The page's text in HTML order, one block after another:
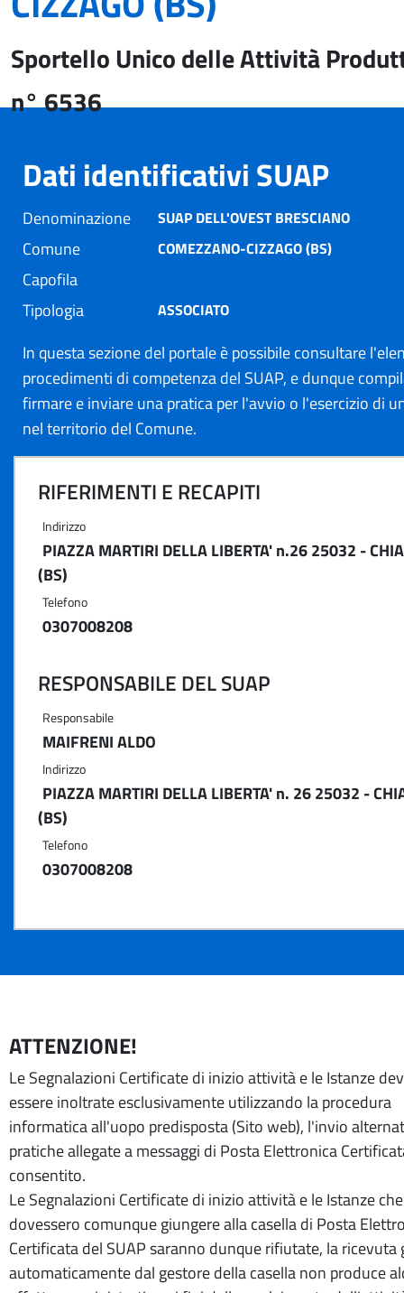
Sportello Unico delle Attività
n° 6536
Dati identificativi SUAP
Denominazione SUAP DELL'OVEST BRESCIANO
Comune COMEZZANO-CIZZAGO (BS)
Capofila
Tipologia
ASSOCIATO
In questa sezione del portale è possibile consultare
procedimenti di competenza del SUAP, e dunque
firmare e inviare una pratica per l'avvio o l'esercizio di
nel territorio del Comune.
RIFERIMENTI E RECAPITI
Indirizzo
PIAZZA MARTIRI DELLA LIBERTA' n.26 25032 -
(BS)
Telefono
0307008208
RESPONSABILE DEL SUAP
Responsabile
MAIFRENI ALDO
Indirizzo
PIAZZA MARTIRI DELLA LIBERTA' n. 26 25032 -
(BS)
Telefono
0307008208
ATTENZIONE!
Le Segnalazioni Certificate di inizio attività e le Istanze
essere inoltrate esclusivamente utilizzando la procedura
informatica all'uopo predisposta (Sito web), l'invio
pratiche allegate a messaggi di Posta Elettronica
consentito.
Le Segnalazioni Certificate di inizio attività e le Istanze che
dovessero comunque giungere alla casella di Posta
Certificata del SUAP saranno dunque rifiutate, la ricevuta
automaticamente dal gestore della casella non produce